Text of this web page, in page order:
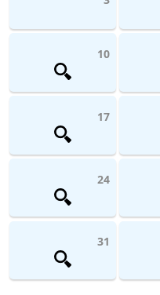
10
17
24
31